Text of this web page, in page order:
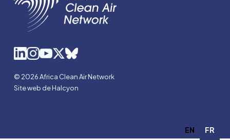
© 2026 Africa Clean Air Network
Site web de Halcyon
EN FR